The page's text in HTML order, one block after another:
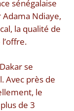
sénégalaise
Ndiaye,
la qualité de
se
Avec près de
le
de 3